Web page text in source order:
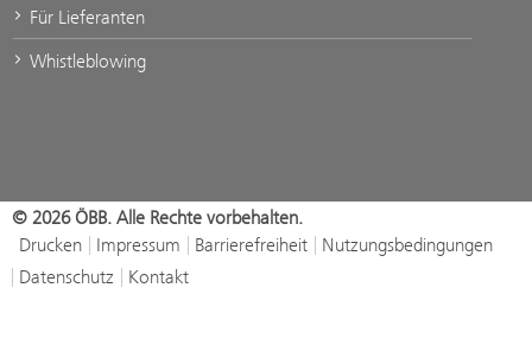
Für Lieferanten
Whistleblowing
© 2026 ÖBB. Alle Rechte vorbehalten.
Drucken
Impressum Barrierefreiheit
Nutzungsbedingungen
Datenschutz
Kontakt